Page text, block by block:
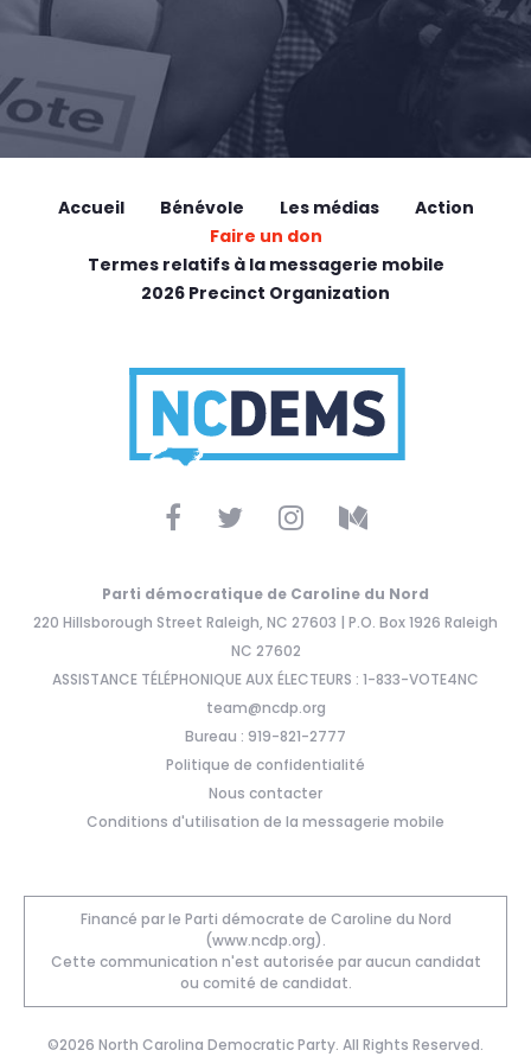
Accueil Bénévole Les médias
Action
Faire un don
Termes relatifs à la messagerie mobile
2026 Precinct Organization
Parti démocratique de Caroline du Nord
220 Hillsborough Street Raleigh, NC 27603 | P.O. Box 1926 Raleigh
NC 27602
ASSISTANCE TÉLÉPHONIQUE AUX ÉLECTEURS : 1-833-VOTE4NC
team@ncdp.org
Bureau : 919-821-2777
Politique de confidentialité
Nous contacter
Conditions d'utilisation de la messagerie mobile
Financé par le Parti démocrate de Caroline du Nord
(www.ncdp.org).
Cette communication n'est autorisée par aucun candidat
ou comité de candidat.
©2026 North Carolina Democratic Party. All Rights Reserved.